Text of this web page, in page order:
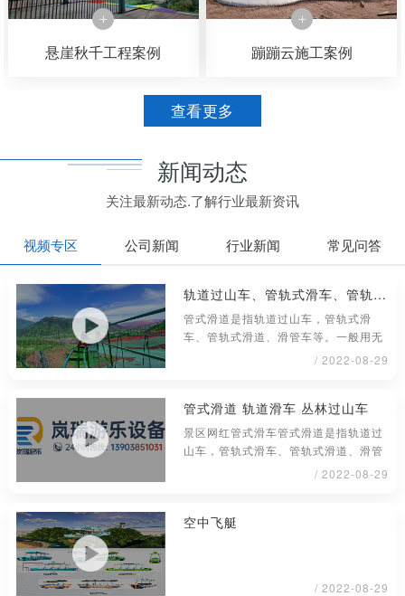
悬崖秋千工程案例 蹦蹦云施工案例
查看更多
新闻动态
关注最新动态.了解行业最新资讯
视频专区 公司新闻 行业新闻 常见问答
轨道过山车、管轨式滑车、管轨式滑道、滑管车
管式滑道是指轨道过山车，管轨式滑
车、管轨式滑道、滑管车等。一般用无
缝钢管材料制成，铺设或架在地面上具
/ 2022-08-29
管式滑道 轨道滑车 丛林过山车
景区网红管式滑车管式滑道是指轨道过
山车，管轨式滑车、管轨式滑道、滑管
车等。一般用无缝钢管材料制成，铺
/ 2022-08-29
空中飞艇
/ 2022-08-29